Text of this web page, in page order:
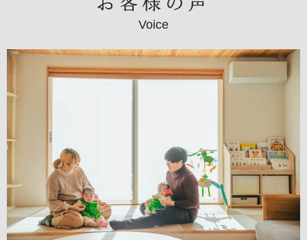
Voice